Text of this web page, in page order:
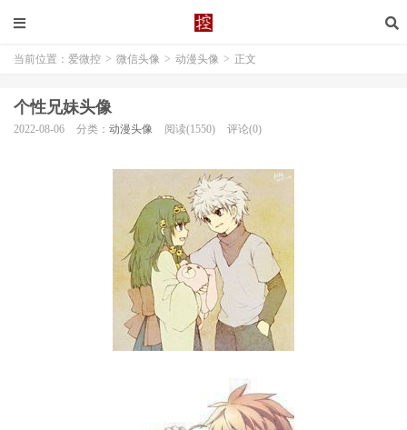
当前位置： 爱微控 > 微信头像 > 动漫头像 > 正文
个性兄妹头像
2022-08-06 分类： 动漫头像 阅读(1550) 评论(0)